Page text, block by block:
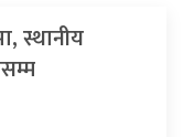
स्थानीय